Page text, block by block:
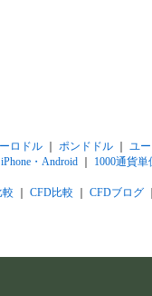
ロドル｜ ポンドドル｜ ユ
iPhone・Android 1000通貨単
較 CFD比較 CFDブログ